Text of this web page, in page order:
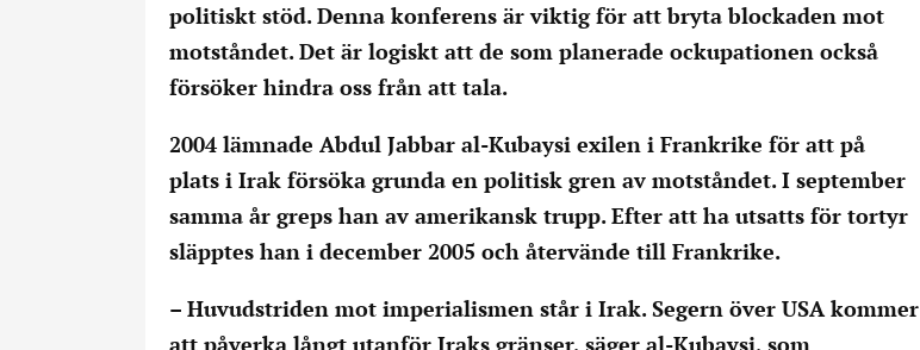
politiskt stöd. Denna konferens är viktig för att bryta blockaden mot
motståndet. Det är logiskt att de som planerade ockupationen också
försöker hindra oss från att tala.
2004 lämnade Abdul Jabbar al-Kubaysi exilen i Frankrike för att på
plats i Irak försöka grunda en politisk gren av motståndet. I september
samma år greps han av amerikansk trupp. Efter att ha utsatts för tortyr
släpptes han i december 2005 och återvände till Frankrike.
– Huvudstriden mot imperialismen står i Irak. Segern över USA kommer
att påverka långt utanför Iraks gränser, säger al-Kubaysi, som